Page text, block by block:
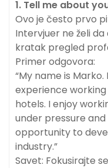
1. Tell me about
Ovo je često prvo
Intervjuer ne želi
kratak pregled
Primer odgovora:
“My name is
experience
hotels. I enjoy
under pressure
opportunity to
industry.”
Savet: Fokusirajte